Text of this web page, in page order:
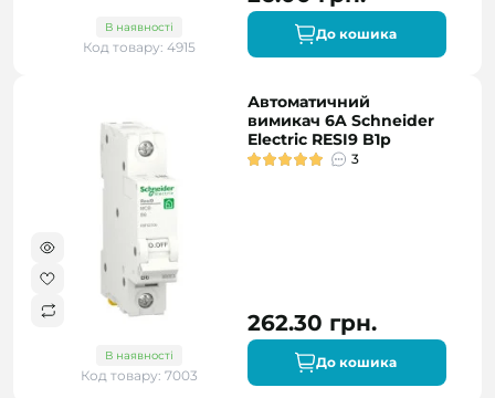
В наявності
Код товару: 4915
До кошика
В наявності
Код товару: 7003
Автоматичний
вимикач 6A Schneider
Electric RESI9 B1р
3
262.30 грн.
До кошика